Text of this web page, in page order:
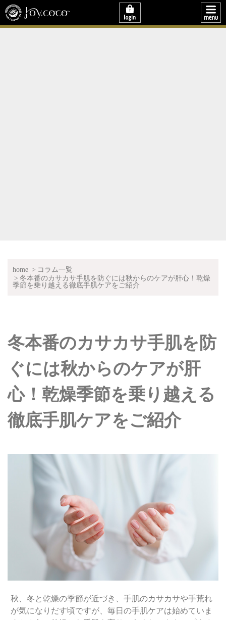
home
コラム一覧
冬本番のカサカサ手肌を防ぐには秋からのケアが肝心！乾燥
季節を乗り越える徹底手肌ケアをご紹介
冬本番のカサカサ手肌を防
ぐには秋からのケアが肝
心！乾燥季節を乗り越える
徹底手肌ケアをご紹介
秋、冬と乾燥の季節が近づき、手肌のカサカサや手荒れ
が気になりだす頃ですが、毎日の手肌ケアは始めていま